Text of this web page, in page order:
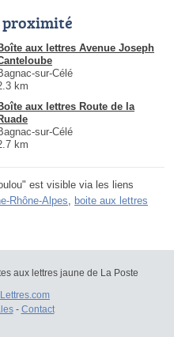
proximité
aux lettres Avenue Joseph
sur-Célé
km
aux lettres Route de la
sur-Célé
km
est visible via les liens
Rhône-Alpes
boite aux lettres
aux lettres jaune de La Poste
- Contact